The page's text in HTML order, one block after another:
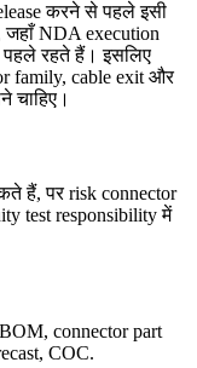
करने से पहले इसी
जहाँ NDA execution
पहले रहते हैं। इसलिए
family, cable exit और
चाहिए।
हैं, पर risk connector
test responsibility में
connector part
COC.